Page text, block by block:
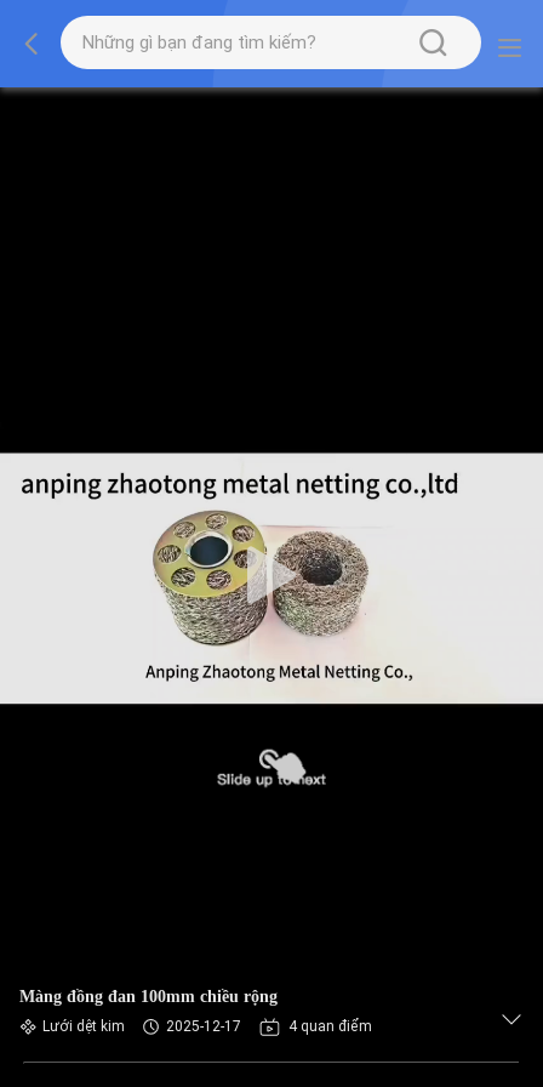
Màng đồng đan 100mm chiều rộng
Lưới dệt kim 2025-12-17 4 quan điểm